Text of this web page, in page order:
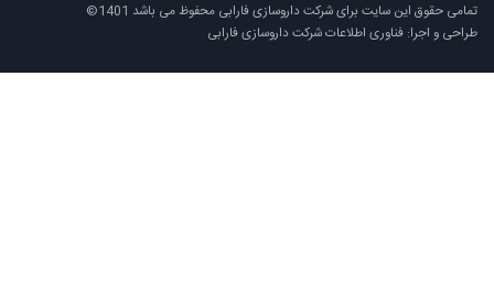
تمامی حقوق این سایت برای شرکت داروسازی فارابی محفوظ می باشد 1401©
طراحی و اجرا: فناوری اطلاعات شرکت داروسازی فارابی